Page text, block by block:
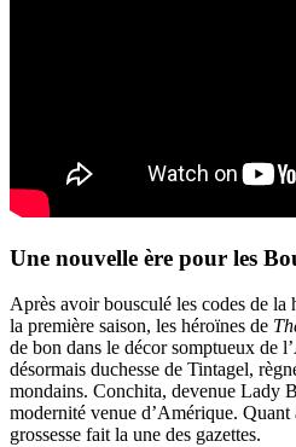
Une nouvelle ère pour les
Après avoir bousculé les codes de la
la première saison, les héroïnes de
de bon dans le décor somptueux de
désormais duchesse de Tintagel,
mondains. Conchita, devenue Lady
modernité venue d’Amérique.
grossesse fait la une des gazettes.